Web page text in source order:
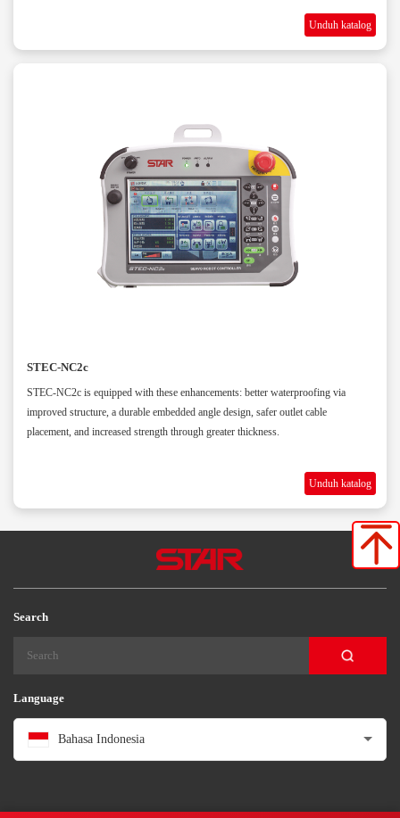
Unduh katalog
STEC-NC2c
STEC-NC2c is equipped with these enhancements: better waterproofing via
improved structure, a durable embedded angle design, safer outlet cable
placement, and increased strength through greater thickness.
Unduh katalog
Search
Language
Bahasa Indonesia